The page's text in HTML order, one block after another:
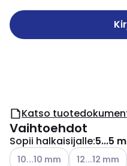
Katso
Vaihtoehdot
Sopii halkaisijalle:5...5
Katso käytettävissä olevat
10...10 mm Katso
12...12 mm